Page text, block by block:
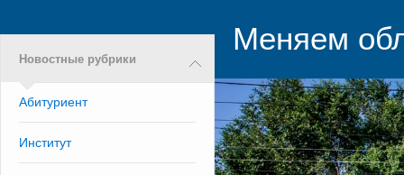
Новостные рубрики
Абитуриент
Институт
Меняем